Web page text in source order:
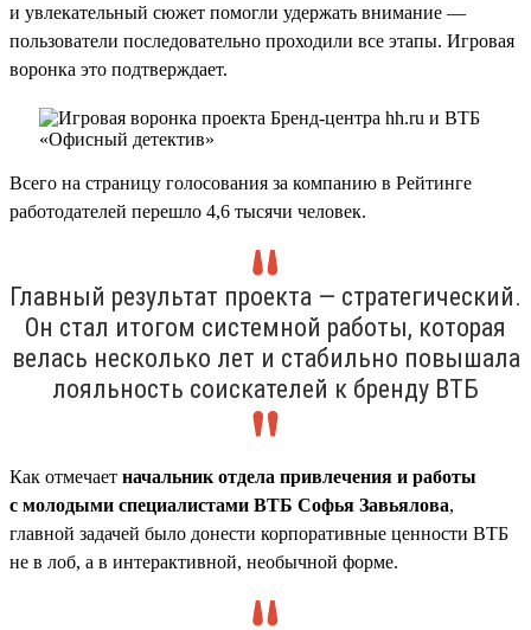
и увлекательный сюжет помогли удержать внимание —
пользователи последовательно проходили все этапы. Игровая
воронка это подтверждает.
Всего на страницу голосования за компанию в Рейтинге
работодателей перешло 4,6 тысячи человек.
Главный результат проекта — стратегический.
Он стал итогом системной работы, которая
велась несколько лет и стабильно повышала
лояльность соискателей к бренду ВТБ
Как отмечает начальник отдела привлечения и работы
с молодыми специалистами ВТБ Софья Завьялова,
главной задачей было донести корпоративные ценности ВТБ
не в лоб, а в интерактивной, необычной форме.